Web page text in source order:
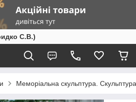
С.В.)
Меморіальна скульптура.